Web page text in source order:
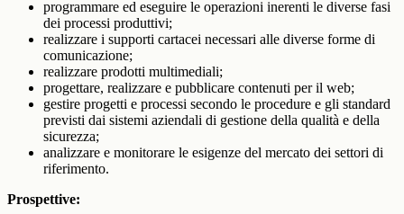
programmare ed eseguire le operazioni inerenti le diverse fasi
dei processi produttivi;
realizzare i supporti cartacei necessari alle diverse forme di
comunicazione;
realizzare prodotti multimediali;
progettare, realizzare e pubblicare contenuti per il web;
gestire progetti e processi secondo le procedure e gli standard
previsti dai sistemi aziendali di gestione della qualità e della
sicurezza;
analizzare e monitorare le esigenze del mercato dei settori di
riferimento.
Prospettive: